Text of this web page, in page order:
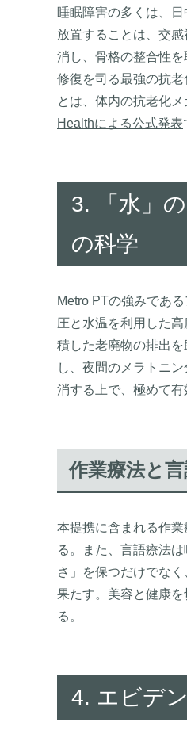
睡眠障害の多くは、
放置することは、交
消し、骨格の整合性
修復を司る最強の抗
とは、体内の抗老化
Healthによる公式発表
3. 「水」
の科学
Metro PTの強みであ
圧と水温を利用した
積した老廃物の排出
し、夜間のメラトニ
消する上で、極めて有
作業療法と
本提携に含まれる作
る。また、言語療法
さ」を保つだけでな
果たす。美容と健康
る。
4. エビデ